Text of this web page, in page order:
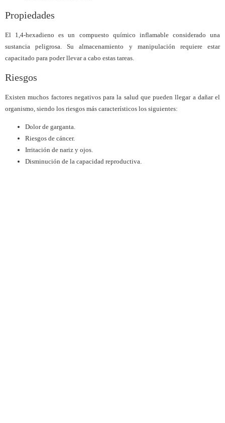
Propiedades
El 1,4-hexadieno es un compuesto químico inflamable considerado una
sustancia peligrosa. Su almacenamiento y manipulación requiere estar
capacitado para poder llevar a cabo estas tareas.
Riesgos
Existen muchos factores negativos para la salud que pueden llegar a dañar el
organismo, siendo los riesgos más característicos los siguientes:
Dolor de garganta.
Riesgos de cáncer.
Irritación de nariz y ojos.
Disminución de la capacidad reproductiva.